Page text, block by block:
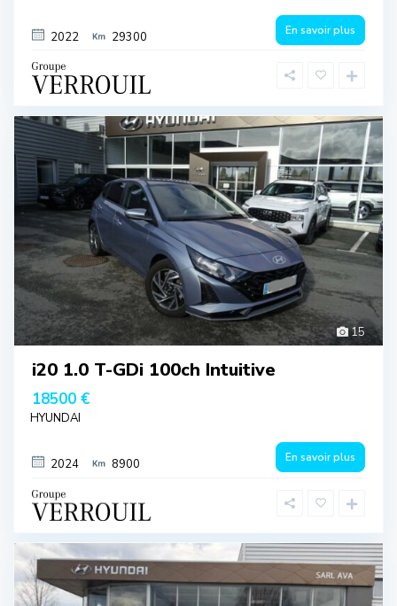
2022 29300 En savoir plus
15
i20 1.0 T-GDi 100ch Intuitive
18500 €
HYUNDAI
2024 8900 En savoir plus